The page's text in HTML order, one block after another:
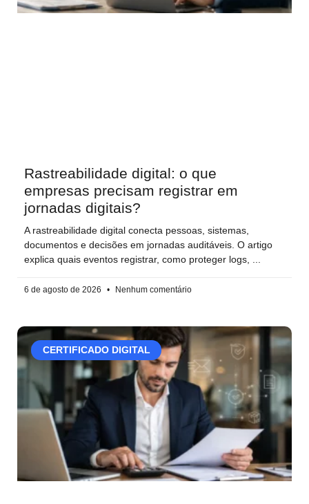
Rastreabilidade digital: o que
empresas precisam registrar em
jornadas digitais?
A rastreabilidade digital conecta pessoas, sistemas,
documentos e decisões em jornadas auditáveis. O artigo
explica quais eventos registrar, como proteger logs,
6 de agosto de 2026 Nenhum comentário
CERTIFICADO DIGITAL